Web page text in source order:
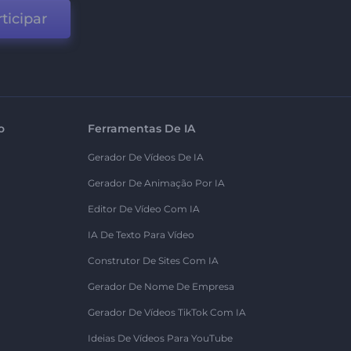
Ferramentas De IA
Gerador De Vídeos De IA
Gerador De Animação Por IA
Editor De Vídeo Com IA
IA De Texto Para Vídeo
Construtor De Sites Com IA
Gerador De Nome De Empresa
Gerador De Vídeos TikTok Com IA
Ideias De Vídeos Para YouTube